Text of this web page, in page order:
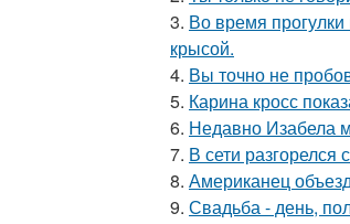
3. Во время прогулки
крысой.
4. Вы точно не
5. Карина кросс
6. Недавно Изабела
7. В сети разгорелся
8. Американец
9. Свадьба - день,